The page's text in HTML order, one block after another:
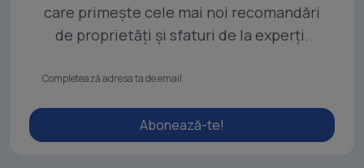
care primește cele mai noi recomandări
de proprietăți și sfaturi de la experți.
Abonează-te!